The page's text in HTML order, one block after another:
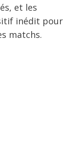
et les
inédit pour
matchs.